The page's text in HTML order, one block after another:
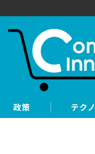
政策 テク